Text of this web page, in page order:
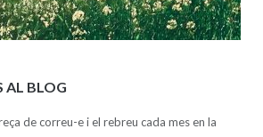
AL BLOG
de correu-e i el rebreu cada mes en la